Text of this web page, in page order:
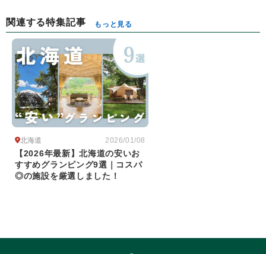
関連する特集記事 もっと見る
2026/01/08
北海道
【2026年最新】北海道の安いお
すすめグランピング9選｜コスパ
◎の施設を厳選しました！